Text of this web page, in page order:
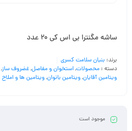
ساشه مگنترا بی اس کی 20 عدد
برند: بنیان سلامت کسری
دسته : محصولات,استخوان و مفاصل,غضروف ساز,
ویتامین آقایان,ویتامین بانوان,ویتامین ها و املاح
موجود است